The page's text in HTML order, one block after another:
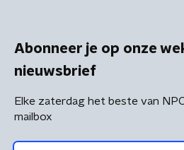
Abonneer je op onze
nieuwsbrief
Elke zaterdag het beste van
mailbox